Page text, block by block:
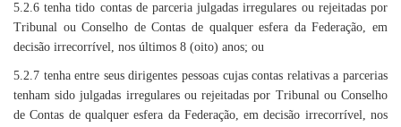
5.2.6 tenha tido contas de parceria julgadas irregulares ou rejeitadas por
Tribunal ou Conselho de Contas de qualquer esfera da Federação, em
decisão irrecorrível, nos últimos 8 (oito) anos; ou
5.2.7 tenha entre seus dirigentes pessoas cujas contas relativas a parcerias
tenham sido julgadas irregulares ou rejeitadas por Tribunal ou Conselho
de Contas de qualquer esfera da Federação, em decisão irrecorrível, nos